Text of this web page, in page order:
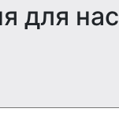
для нас